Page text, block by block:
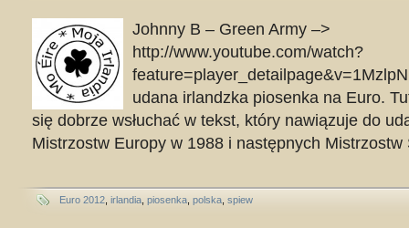
Johnny B – Green Army –>
http://www.youtube.com/watch?
udana irlandzka piosenka na Euro.
się dobrze wsłuchać w tekst, który nawiązuje do
Mistrzostw Europy w 1988 i następnych
Euro 2012 irlandia piosenka polska spiew